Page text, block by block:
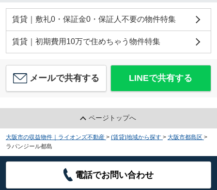
賃貸｜敷礼0・保証金0・保証人不要の物件特集
賃貸｜初期費用10万で住めちゃう物件特集
メールで共有する LINEで共有する
ページトップへ
大阪市の収益物件｜ライオンズ不動産 > (賃貸)地域から探す > 大阪市都島区 >
ラパンジール都島
電話でお問い合わせ